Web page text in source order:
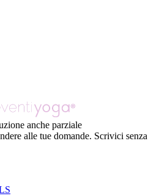
anche parziale
alle tue domande. Scrivici senza